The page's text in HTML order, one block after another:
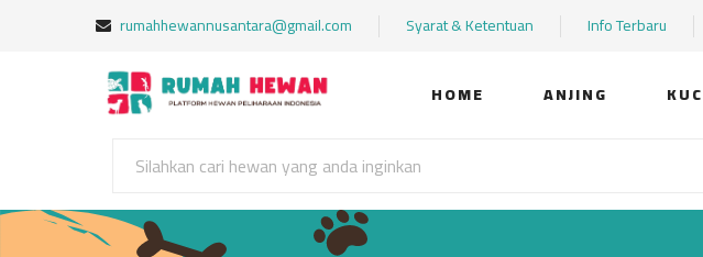
rumahhewannusantara@gmail.com Syarat & Ketentuan Info Terbaru
HOME ANJING